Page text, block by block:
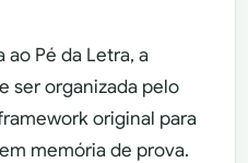
Pé da Letra, a
ser organizada pelo
original para
memória de prova.